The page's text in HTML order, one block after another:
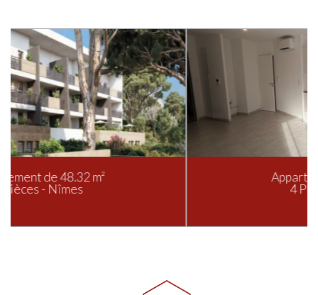
Appartement de 74.9 m²